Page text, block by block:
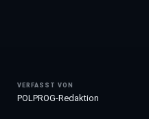
VERFASST VON
POLPROG-Redaktion